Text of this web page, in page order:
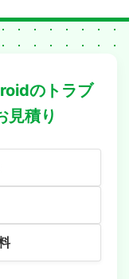
のトラブ
見積り